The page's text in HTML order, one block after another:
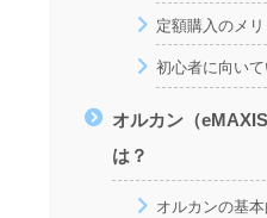
定額購入のメ
初心者に向い
オルカン（
は？
オルカンの基